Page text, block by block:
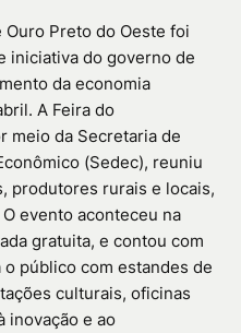
Ouro Preto do Oeste foi
iniciativa do governo de
da economia
A Feira do
meio da Secretaria de
(Sedec), reuniu
produtores rurais e locais,
evento aconteceu na
gratuita, e contou com
o público com estandes de
culturais, oficinas
inovação e ao